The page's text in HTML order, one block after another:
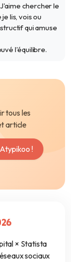
chercher le
lis, vois ou
qui amuse
l'équilibre.
tous les
article
!
× Statista
sociaux